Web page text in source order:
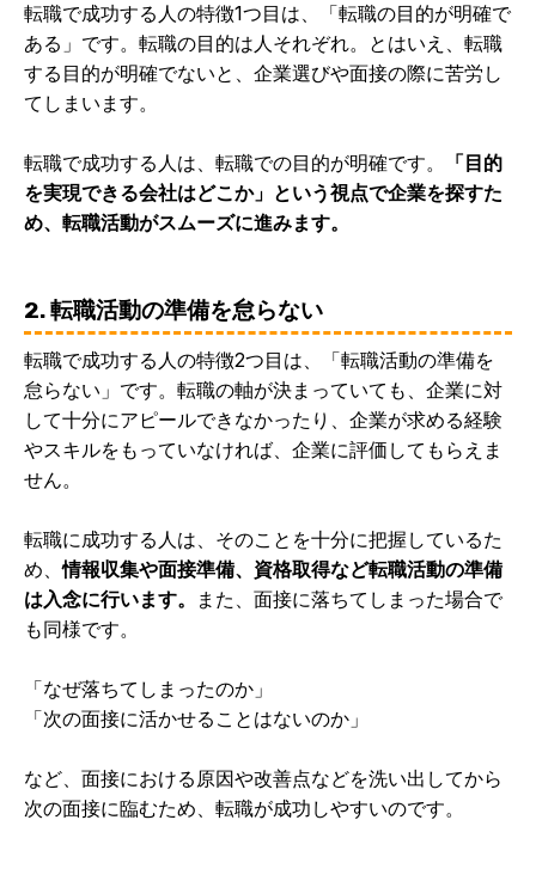
転職で成功する人の特徴1つ目は、「転職の目的が明確で
ある」です。転職の目的は人それぞれ。とはいえ、転職
する目的が明確でないと、企業選びや面接の際に苦労し
てしまいます。
転職で成功する人は、転職での目的が明確です。
「目的
を実現できる会社はどこか」という視点で企業を探すた
め、転職活動がスムーズに進みます。
2. 転職活動の準備を怠らない
転職で成功する人の特徴2つ目は、「転職活動の準備を
怠らない」です。転職の軸が決まっていても、企業に対
して十分にアピールできなかったり、企業が求める経験
やスキルをもっていなければ、企業に評価してもらえま
せん。
転職に成功する人は、そのことを十分に把握しているた
め、情報収集や面接準備、資格取得など転職活動の準備
は入念に行います。
また、面接に落ちてしまった場合で
も同様です。
「なぜ落ちてしまったのか」
「次の面接に活かせることはないのか」
など、面接における原因や改善点などを洗い出してから
次の面接に臨むため、転職が成功しやすいのです。